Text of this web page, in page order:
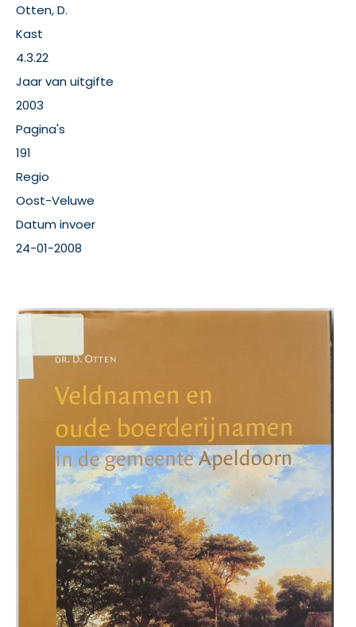
Otten, D.
Kast
4.3.22
Jaar van uitgifte
2003
Pagina's
191
Regio
Oost-Veluwe
Datum invoer
24-01-2008